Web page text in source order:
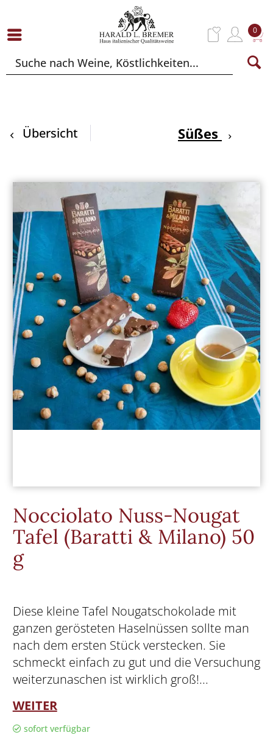
0
Übersicht Süßes
Nocciolato Nuss-Nougat
Tafel (Baratti & Milano) 50
g
Diese kleine Tafel Nougatschokolade mit
ganzen gerösteten Haselnüssen sollte man
nach dem ersten Stück verstecken. Sie
schmeckt einfach zu gut und die Versuchung
weiterzunaschen ist wirklich groß!...
WEITER
sofort verfügbar